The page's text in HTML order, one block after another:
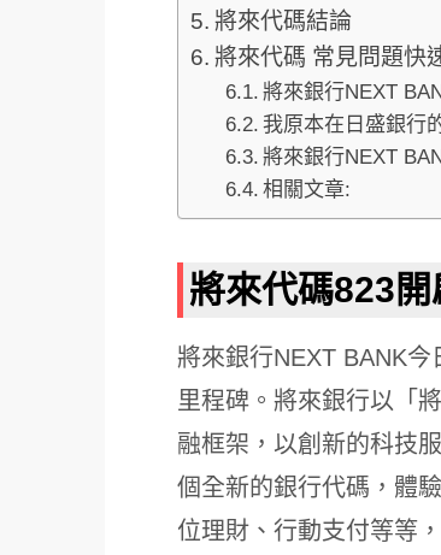
將來代碼結論
將來代碼 常見問題快
將來銀行NEXT
我原本在日盛銀行
將來銀行NEXT
相關文章:
將來代碼823
將來銀行NEXT BANK
里程碑。將來銀行以「
融框架，以創新的科技
個全新的銀行代碼，體
位理財、行動支付等等